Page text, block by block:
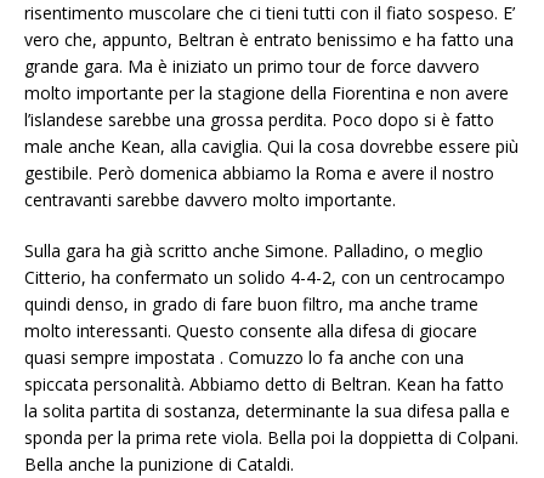
risentimento muscolare che ci tieni tutti con il fiato sospeso. E’
vero che, appunto, Beltran è entrato benissimo e ha fatto una
grande gara. Ma è iniziato un primo tour de force davvero
molto importante per la stagione della Fiorentina e non avere
l’islandese sarebbe una grossa perdita. Poco dopo si è fatto
male anche Kean, alla caviglia. Qui la cosa dovrebbe essere più
gestibile. Però domenica abbiamo la Roma e avere il nostro
centravanti sarebbe davvero molto importante.
Sulla gara ha già scritto anche Simone. Palladino, o meglio
Citterio, ha confermato un solido 4-4-2, con un centrocampo
quindi denso, in grado di fare buon filtro, ma anche trame
molto interessanti. Questo consente alla difesa di giocare
quasi sempre impostata . Comuzzo lo fa anche con una
spiccata personalità. Abbiamo detto di Beltran. Kean ha fatto
la solita partita di sostanza, determinante la sua difesa palla e
sponda per la prima rete viola. Bella poi la doppietta di Colpani.
Bella anche la punizione di Cataldi.